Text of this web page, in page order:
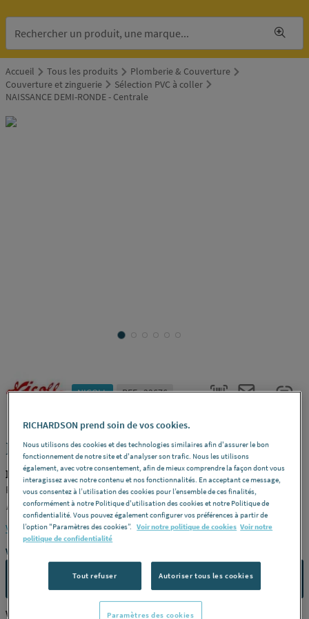
Accueil Tous les produits
Plomberie & Couverture
Couverture et zinguerie
Sélection PVC à coller
NAISSANCE DEMI-RONDE - Centrale
NICOLL REF : 22676
NAISSANCE DEMI-RONDE - Centrale
NICOLL UNAC33B
Pour tube de descente lg33 -Dimensionsø 100 -Finition
Blanc -
RéférenceNAC33B
Voir la description complète
Vous avez un projet ?
CONTACTEZ-NOUS
Vous êtes un professionnel ?
RICHARDSON prend soin de vos cookies.
Nous utilisons des cookies et des technologies similaires afin d'assurer le bon
fonctionnement de notre site et d'analyser son trafic. Nous les utilisons
également, avec votre consentement, afin de mieux comprendre la façon dont vous
interagissez avec notre contenu et nos fonctionnalités. En acceptant ce message,
vous consentez à l’utilisation des cookies pour l’ensemble de ces finalités,
conformément à notre Politique d'utilisation des cookies et notre Politique de
confidentialité. Vous pouvez également configurer vos préférences à partir de
l’option "Paramètres des cookies”. Voir notre politique de cookies Voir notre
politique de confidentialité
Tout refuser Autoriser tous les cookies
Paramètres des cookies